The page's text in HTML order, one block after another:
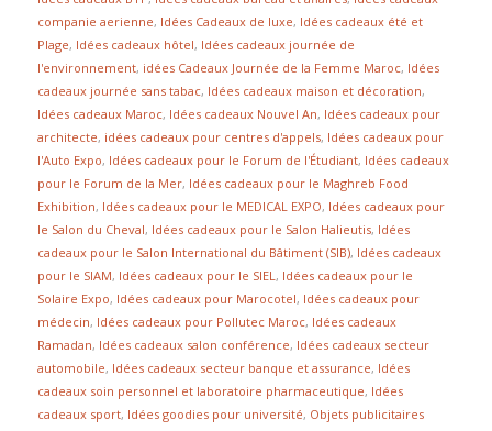
companie aerienne, Idées Cadeaux de luxe, Idées cadeaux été et
Plage, Idées cadeaux hôtel, Idées cadeaux journée de
l'environnement, idées Cadeaux Journée de la Femme Maroc, Idées
cadeaux journée sans tabac, Idées cadeaux maison et décoration,
Idées cadeaux Maroc, Idées cadeaux Nouvel An, Idées cadeaux pour
architecte, idées cadeaux pour centres d'appels, Idées cadeaux pour
l'Auto Expo, Idées cadeaux pour le Forum de l'Étudiant, Idées cadeaux
pour le Forum de la Mer, Idées cadeaux pour le Maghreb Food
Exhibition, Idées cadeaux pour le MEDICAL EXPO, Idées cadeaux pour
le Salon du Cheval, Idées cadeaux pour le Salon Halieutis, Idées
cadeaux pour le Salon International du Bâtiment (SIB), Idées cadeaux
pour le SIAM, Idées cadeaux pour le SIEL , Idées cadeaux pour le
Solaire Expo, Idées cadeaux pour Marocotel, Idées cadeaux pour
médecin, Idées cadeaux pour Pollutec Maroc, Idées cadeaux
Ramadan, Idées cadeaux salon conférence, Idées cadeaux secteur
automobile, Idées cadeaux secteur banque et assurance, Idées
cadeaux soin personnel et laboratoire pharmaceutique, Idées
cadeaux sport, Idées goodies pour université, Objets publicitaires